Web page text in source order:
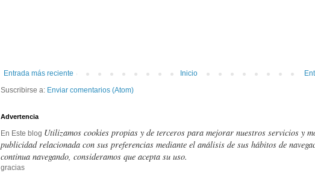
Entrada más reciente
Inicio
Suscribirse a: Enviar comentarios (Atom)
Advertencia
En Este blog Utilizamos cookies propias y de terceros para mejorar nuestros servicios y
publicidad relacionada con sus preferencias mediante el análisis de sus hábitos de
continua navegando, consideramos que acepta su uso.
gracias